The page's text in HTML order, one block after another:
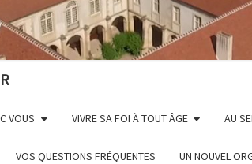
VOUS VIVRE SA FOI À TOUT ÂGE AU
VOS QUESTIONS FRÉQUENTES UN NOUVEL